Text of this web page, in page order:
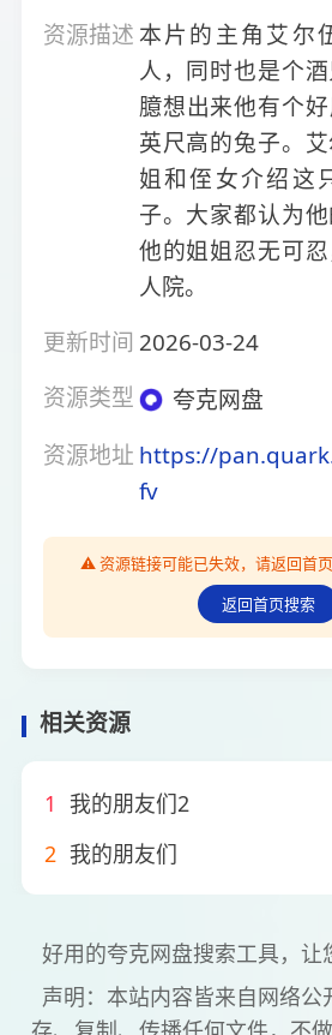
资源描述 本片的主角艾尔
人，同时也是个
臆想出来他有个
英尺高的兔子。
姐和侄女介绍这
子。大家都认为他
他的姐姐忍无可
人院。
更新时间 2026-03-24
资源类型
夸克网盘
资源地址 https://
fv
⚠️ 资源链接可能已失效，请返回首
返回首页搜索
相关资源
1
我的朋友们2
2 我的朋友们
好用的夸克网盘搜索工具，让
声明：本站内容皆来自网络公